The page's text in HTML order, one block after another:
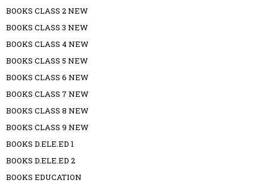
BOOKS CLASS 2 NEW
BOOKS CLASS 3 NEW
BOOKS CLASS 4 NEW
BOOKS CLASS 5 NEW
BOOKS CLASS 6 NEW
BOOKS CLASS 7 NEW
BOOKS CLASS 8 NEW
BOOKS CLASS 9 NEW
BOOKS D.ELE.ED 1
BOOKS D.ELE.ED 2
BOOKS EDUCATION